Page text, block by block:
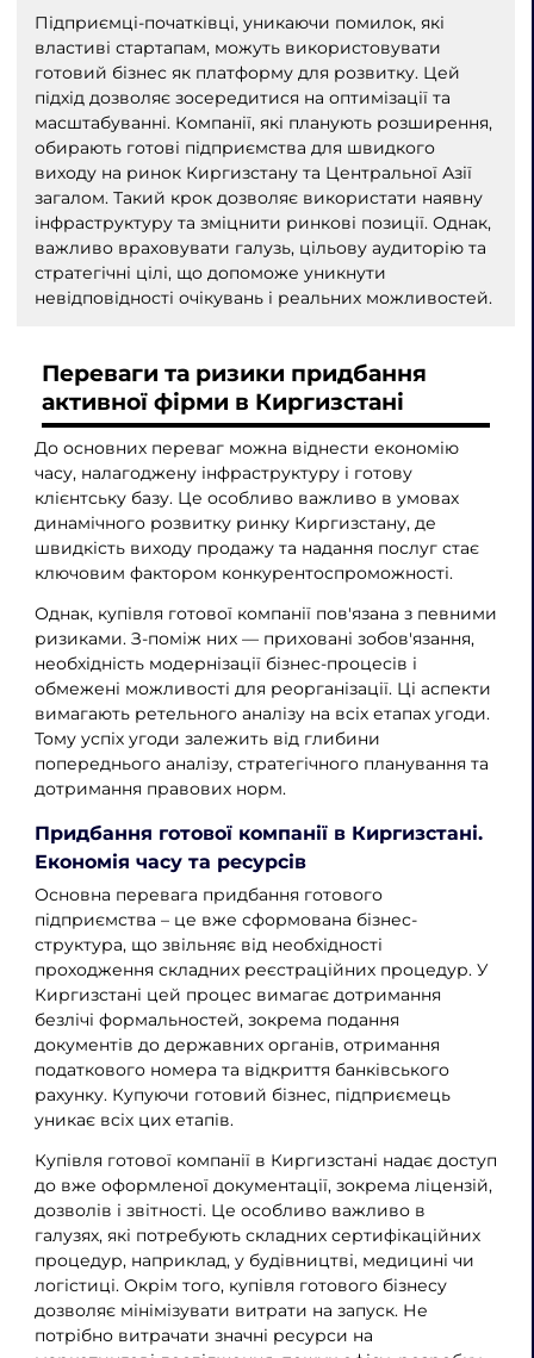
Підприємці-початківці, уникаючи помилок, які
властиві стартапам, можуть використовувати
готовий бізнес як платформу для розвитку. Цей
підхід дозволяє зосередитися на оптимізації та
масштабуванні. Компанії, які планують розширення,
обирають готові підприємства для швидкого
виходу на ринок Киргизстану та Центральної Азії
загалом. Такий крок дозволяє використати наявну
інфраструктуру та зміцнити ринкові позиції. Однак,
важливо враховувати галузь, цільову аудиторію та
стратегічні цілі, що допоможе уникнути
невідповідності очікувань і реальних можливостей.
Переваги та ризики придбання
активної фірми в Киргизстані
До основних переваг можна віднести економію
часу, налагоджену інфраструктуру і готову
клієнтську базу. Це особливо важливо в умовах
динамічного розвитку ринку Киргизстану, де
швидкість виходу продажу та надання послуг стає
ключовим фактором конкурентоспроможності.
Однак, купівля готової компанії пов'язана з певними
ризиками. З-поміж них — приховані зобов'язання,
необхідність модернізації бізнес-процесів і
обмежені можливості для реорганізації. Ці аспекти
вимагають ретельного аналізу на всіх етапах угоди.
Тому успіх угоди залежить від глибини
попереднього аналізу, стратегічного планування та
дотримання правових норм.
Придбання готової компанії в Киргизстані.
Економія часу та ресурсів
Основна перевага придбання готового
підприємства – це вже сформована бізнес-
структура, що звільняє від необхідності
проходження складних реєстраційних процедур. У
Киргизстані цей процес вимагає дотримання
безлічі формальностей, зокрема подання
документів до державних органів, отримання
податкового номера та відкриття банківського
рахунку. Купуючи готовий бізнес, підприємець
уникає всіх цих етапів.
Купівля готової компанії в Киргизстані надає доступ
до вже оформленої документації, зокрема ліцензій,
дозволів і звітності. Це особливо важливо в
галузях, які потребують складних сертифікаційних
процедур, наприклад, у будівництві, медицині чи
логістиці. Окрім того, купівля готового бізнесу
дозволяє мінімізувати витрати на запуск. Не
потрібно витрачати значні ресурси на